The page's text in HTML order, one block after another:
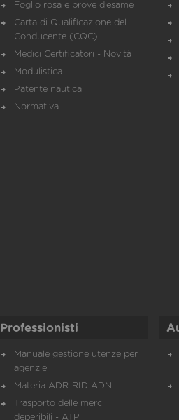
Foglio rosa e prove d’esame
Carta di Qualificazione del
Conducente (CQC)
Medici Certificatori - Novità
Modulistica
Patente nautica
Normativa
Professionisti
Manuale gestione utenze per
agenzie
Materia ADR-RID-ADN
Trasporto delle merci
deperibili - ATP